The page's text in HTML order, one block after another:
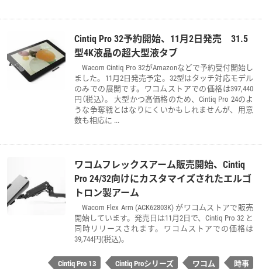
Cintiq Pro 32予約開始、11月2日発売 31.5
型4K液晶の超大型液タブ
Wacom Cintiq Pro 32がAmazonなどで予約受付開始し
ました。11月2日発売予定。32型はタッチ対応モデル
のみでの展開です。ワコムストアでの価格は397,440
円（税込）。 大型かつ高価格のため、Cintiq Pro 24のよ
うな争奪戦とはなりにくいかもしれませんが、用意
数も相応に ...
ワコムフレックスアーム販売開始、Cintiq
Pro 24/32向けにカスタマイズされたエルゴ
トロン製アーム
Wacom Flex Arm (ACK62803K) がワコムストアで販売
開始しています。発売日は11月2日で、Cintiq Pro 32 と
同時リリースされます。ワコムストアでの価格は
39,744円(税込)。
Cintiq Pro 13 Cintiq Proシリーズ ワコム 時事